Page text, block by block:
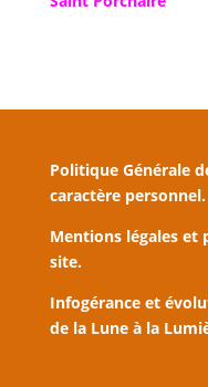
Politique Générale
caractère personnel.
Mentions légales
site.
Infogérance et
de la Lune à la